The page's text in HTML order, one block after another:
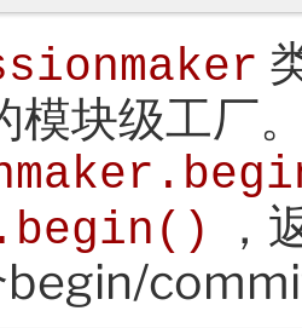
模块级工厂
，
begin/